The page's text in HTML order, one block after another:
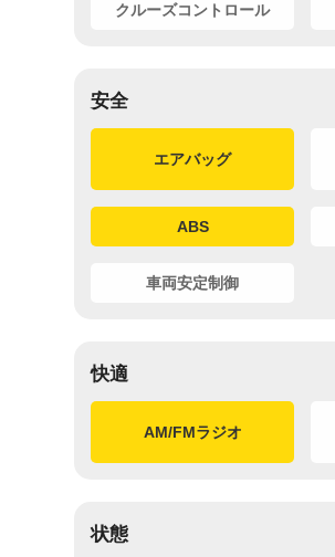
クルーズコントロール
安全
エアバッグ
ABS
車両安定制御
快適
AM/FMラジオ
状態